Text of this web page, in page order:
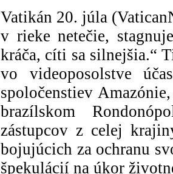
Vatikán 20. júla
v rieke netečie,
kráča, cíti sa silnejšia.“
vo videoposolstve
spoločenstiev
brazílskom
zástupcov z celej
bojujúcich za ochranu
špekulácií na úkor